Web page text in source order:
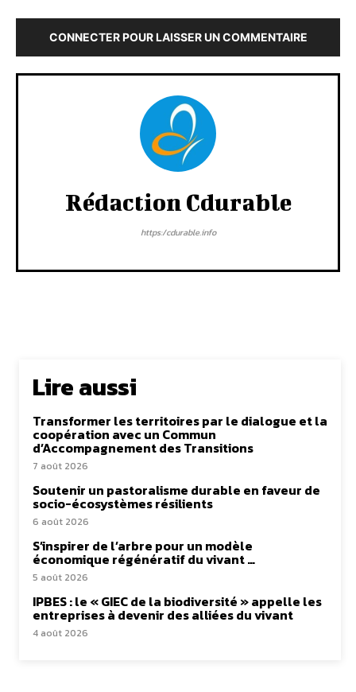
CONNECTER POUR LAISSER UN COMMENTAIRE
Rédaction Cdurable
https:/cdurable.info
Lire aussi
Transformer les territoires par le dialogue et la
coopération avec un Commun
d’Accompagnement des Transitions
7 août 2026
Soutenir un pastoralisme durable en faveur de
socio-écosystèmes résilients
6 août 2026
S’inspirer de l’arbre pour un modèle
économique régénératif du vivant …
5 août 2026
IPBES : le « GIEC de la biodiversité » appelle les
entreprises à devenir des alliées du vivant
4 août 2026